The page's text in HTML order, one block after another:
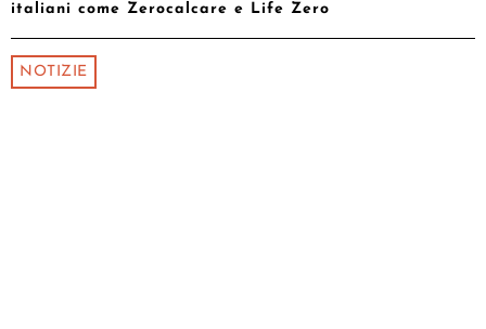
italiani come Zerocalcare e Life Zero
NOTIZIE